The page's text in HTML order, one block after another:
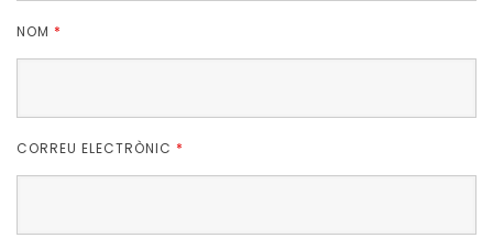
NOM *
CORREU ELECTRÒNIC *